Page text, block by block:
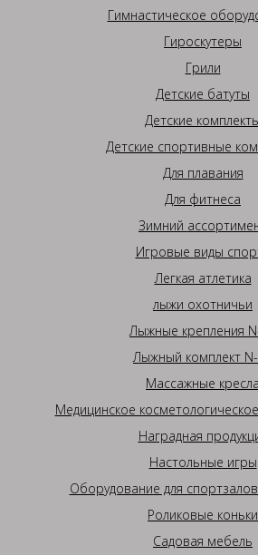
Гимнастическое
Гироскутеры
Грили
Детские батуты
Детские
Детские спортивные
Для плавания
Для фитнеса
Зимний
Игровые виды
Легкая атлетика
лыжи охотничьи
Лыжные крепления
Лыжный комплект
Массажные кресла
Медицинское
Наградная
Настольные игры
Оборудование для
Роликовые коньки
Садовая мебель